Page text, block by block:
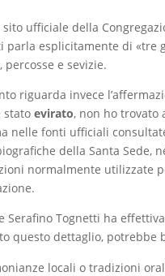
ufficiale della
parla esplicitamente di «tre
percosse e sevizie.
riguarda invece
stato evirato, non ho trovato
nelle fonti ufficiali
della Santa Sede,
normalmente utilizzate
Serafino Tognetti ha
questo dettaglio, potrebbe
locali o tradizioni